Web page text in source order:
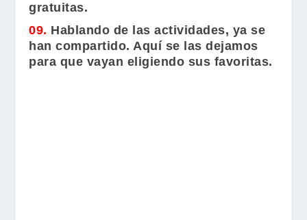
gratuitas.
09. Hablando de las actividades, ya se
han compartido. Aquí se las dejamos
para que vayan eligiendo sus favoritas.